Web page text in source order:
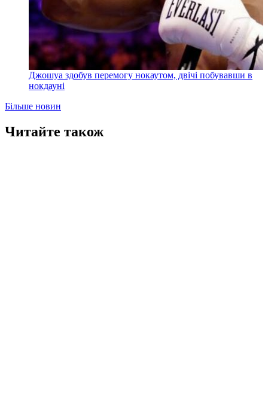
Джошуа здобув перемогу нокаутом, двічі побувавши в
нокдауні
Більше новин
Читайте також